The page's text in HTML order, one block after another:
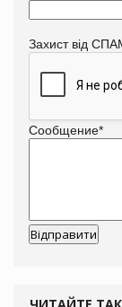
Захист від
Сообщение*
ЧИТАЙТЕ